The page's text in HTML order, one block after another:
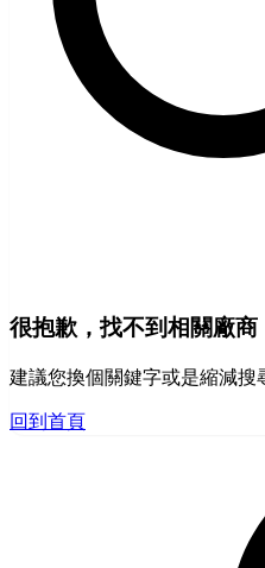
很抱歉，找不到相關廠商
建議您換個關鍵字或是縮減搜
回到首頁